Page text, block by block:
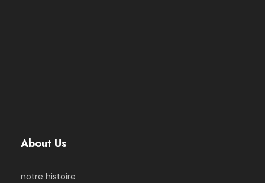
About Us
notre histoire